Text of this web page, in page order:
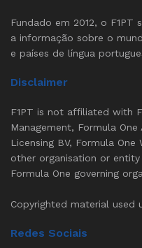
Fundado em 2012, o
a informação sobre o
e países de língua
Disclaimer
F1PT is not affiliated with
Management, Formula
Licensing BV, Formula
other organisation or
Formula One governing
Copyrighted material used
Redes Sociais